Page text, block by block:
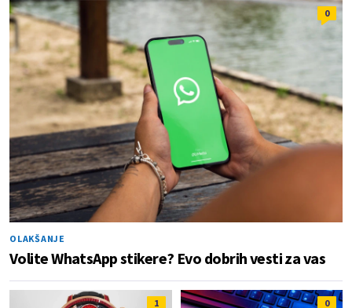
0
OLAKŠANJE
Volite WhatsApp stikere? Evo dobrih vesti za vas
1 0